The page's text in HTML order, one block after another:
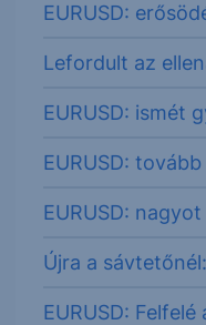
EURUSD:
Lefordult az
EURUSD: ismét
EURUSD:
EURUSD:
Újra a
EURUSD: Felfelé